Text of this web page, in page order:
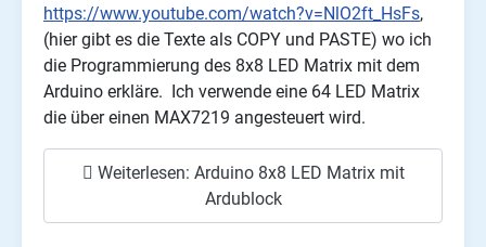
https://www.youtube.com/watch?v=NlO2ft_HsFs,
(hier gibt es die Texte als COPY und PASTE) wo ich
die Programmierung des 8x8 LED Matrix mit dem
Arduino erkläre. Ich verwende eine 64 LED Matrix
die über einen MAX7219 angesteuert wird.
Weiterlesen: Arduino 8x8 LED Matrix mit
Ardublock